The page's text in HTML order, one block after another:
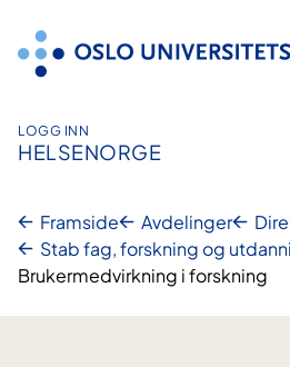
innhold
LOGG INN
HELSENORGE
Framside Avdelinger
Stab fag, forskning og
Brukermedvirkning i forskning